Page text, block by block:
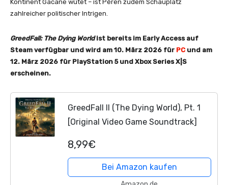
Kontinent Gacane wütet – ist Péren zudem Schauplatz
zahlreicher politischer Intrigen.
GreedFall: The Dying World ist bereits im Early Access auf
Steam verfügbar und wird am 10. März 2026 für PC und am
12. März 2026 für PlayStation 5 und Xbox Series X|S
erscheinen.
GreedFall II (The Dying World), Pt. 1
[Original Video Game Soundtrack]
8,99€
Bei Amazon kaufen